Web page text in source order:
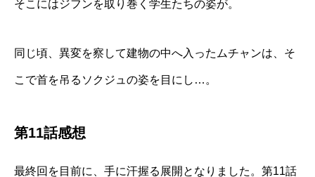
そこにはジフンを取り巻く学生たちの姿が。
同じ頃、異変を察して建物の中へ入ったムチャンは、そ
こで首を吊るソクジュの姿を目にし…。
第11話感想
最終回を目前に、手に汗握る展開となりました。第11話